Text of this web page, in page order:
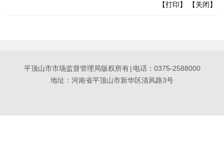
【打印】 【关闭】
平顶山市市场监督管理局版权所有 | 电话：0375-2588000
地址：河南省平顶山市新华区清风路3号